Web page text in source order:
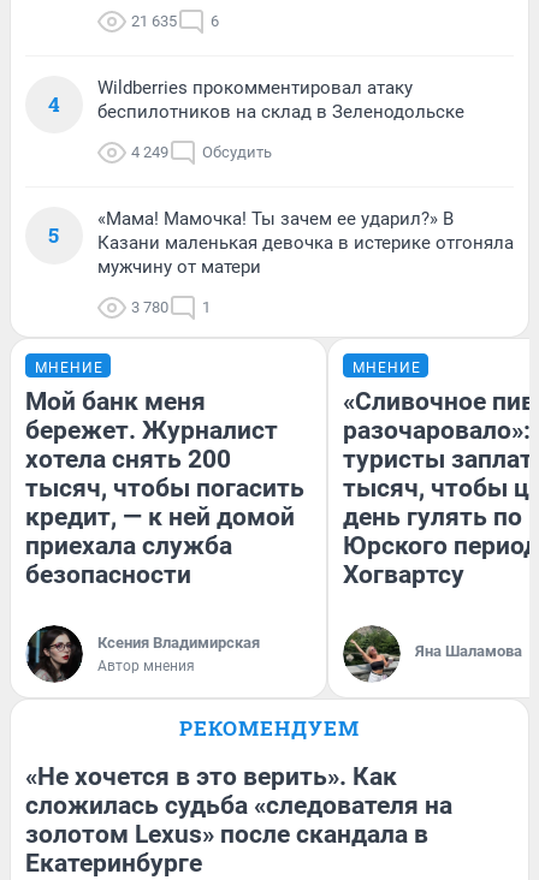
21 635 6
4
Wildberries прокомментировал атаку
беспилотников на склад в Зеленодольске
4 249 Обсудить
5
«Мама! Мамочка! Ты зачем ее ударил?» В
Казани маленькая девочка в истерике отгоняла
мужчину от матери
3 780 1
МНЕНИЕ
Мой банк меня
бережет. Журналист
хотела снять 200
тысяч, чтобы погасить
кредит, — к ней домой
приехала служба
безопасности
Ксения Владимирская
Автор мнения
МНЕНИЕ
«Сливочное
разочаровало»:
туристы
тысяч, чтобы
день гулять по
Юрского
Хогвартсу
Яна Шаламова
РЕКОМЕНДУЕМ
«Не хочется в это верить». Как
сложилась судьба «следователя на
золотом Lexus» после скандала в
Екатеринбурге